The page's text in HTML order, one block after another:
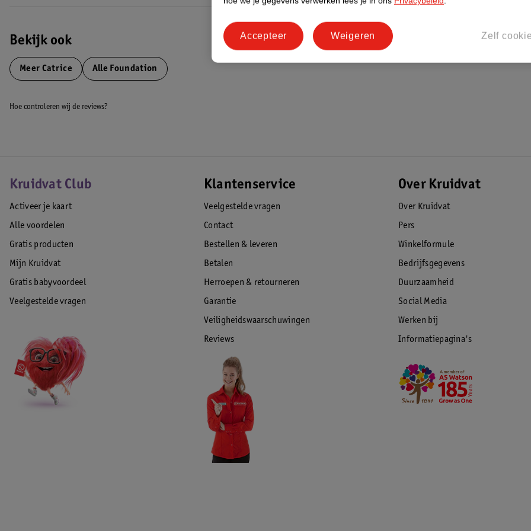
Bekijk ook
Meer Catrice Alle Foundation
Hoe controleren wij de reviews?
Kruidvat Club
Activeer je kaart
Alle voordelen
Gratis producten
Mijn Kruidvat
Gratis babyvoordeel
Veelgestelde vragen
Klantenservice
Veelgestelde vragen
Contact
Bestellen & leveren
Betalen
Herroepen & retourneren
Garantie
Veiligheidswaarschuwingen
Reviews
Over Kruidvat
Over Kruidvat
Pers
Winkelformule
Bedrijfsgegevens
Duurzaamheid
Social Media
Werken bij
Informatiepagina's
Zelf
Weigeren
Accepteer